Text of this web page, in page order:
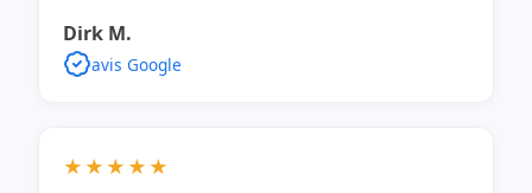
Dirk M.
avis Google
★★★★★